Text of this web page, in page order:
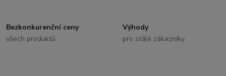
Bezkonkurenční ceny
všech produktů
Výhody
pro stálé zákazníky